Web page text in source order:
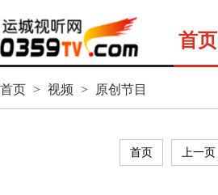
首页
首页 > 视频 > 原创节目
首页 上一页